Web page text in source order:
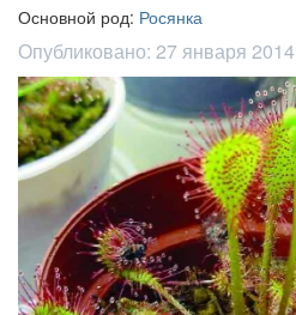
Основной род: Росянка
Опубликовано: 27 января 2014